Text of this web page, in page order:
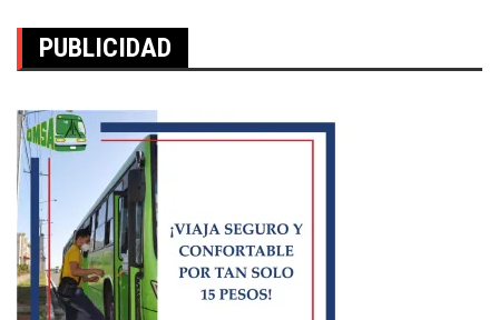
PUBLICIDAD